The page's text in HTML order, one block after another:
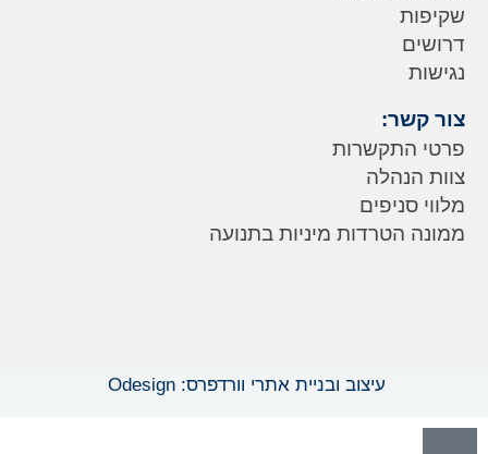
שקיפות
דרושים
נגישות
צור קשר:
פרטי התקשרות
צוות הנהלה
מלווי סניפים
ממונה הטרדות מיניות בתנועה
עיצוב ובניית אתרי וורדפרס: Odesign